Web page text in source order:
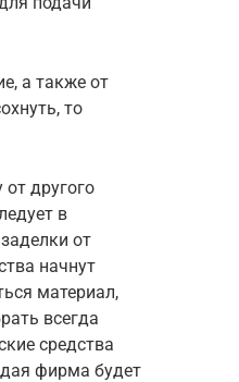
а также от
то
другого
в
от
начнут
материал,
всегда
средства
фирма будет